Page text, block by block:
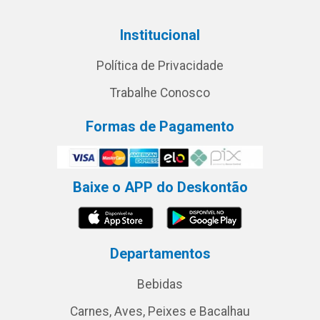
Institucional
Política de Privacidade
Trabalhe Conosco
Formas de Pagamento
Baixe o APP do Deskontão
Departamentos
Bebidas
Carnes, Aves, Peixes e Bacalhau